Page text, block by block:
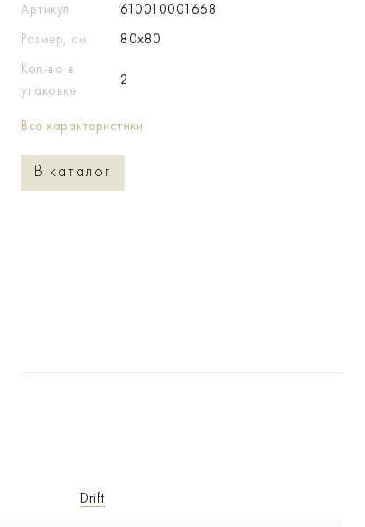
Артикул
610010001668
Размер, см
80x80
Кол-во в
упаковке
2
Все характеристики
В каталог
Drift